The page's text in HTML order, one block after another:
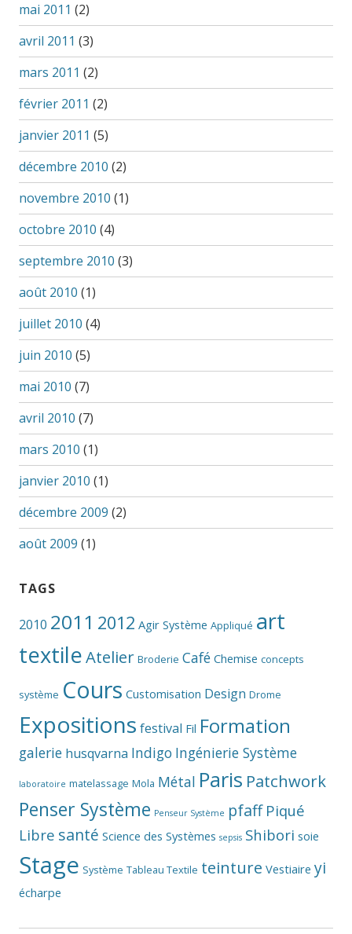
mai 2011 (2)
avril 2011 (3)
mars 2011 (2)
février 2011 (2)
janvier 2011 (5)
décembre 2010 (2)
novembre 2010 (1)
octobre 2010 (4)
septembre 2010 (3)
août 2010 (1)
juillet 2010 (4)
juin 2010 (5)
mai 2010 (7)
avril 2010 (7)
mars 2010 (1)
janvier 2010 (1)
décembre 2009 (2)
août 2009 (1)
TAGS
2010 2011 2012 Agir Système Appliqué art
textileAtelier Broderie Café Chemise concepts
système Cours Customisation Design Drome
Expositions festival Fil Formation
galerie husqvarna Indigo Ingénierie Système
laboratoire matelassage Mola Métal Paris Patchwork
Penser Système Penseur Système pfaff Piqué
Libre santé Science des Systèmes sepsis Shibori soie
Stage Système Tableau Textile teinture Vestiaire yi
écharpe